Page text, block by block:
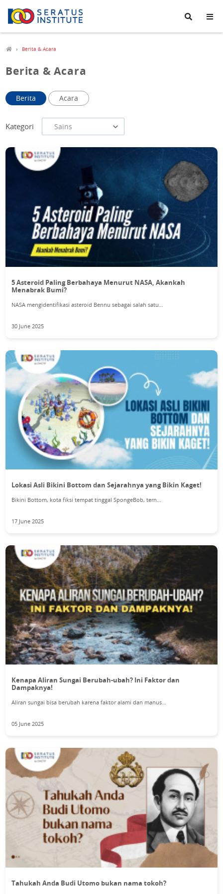
Seratus
Institute
Berita & Acara
Berita & Acara
Berita Acara
Kategori
5 Asteroid Paling Berbahaya Menurut NASA, Akankah
Menabrak Bumi?
NASA mengidentifikasi asteroid Bennu sebagai salah satu...
30 June 2025
Lokasi Asli Bikini Bottom dan Sejarahnya yang Bikin Kaget!
Bikini Bottom, kota fiksi tempat tinggal SpongeBob, tern...
17 June 2025
Kenapa Aliran Sungai Berubah-ubah? Ini Faktor dan
Dampaknya!
Aliran sungai bisa berubah karena faktor alami dan manus...
05 June 2025
Tahukah Anda Budi Utomo bukan nama tokoh?